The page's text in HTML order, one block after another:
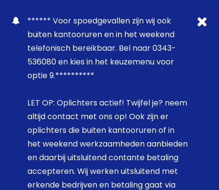
****** Voor spoedgevallen zijn wij ook
buiten kantooruren en in het weekend
telefonisch bereikbaar. Bel naar 0343-
536080 en kies in het keuzemenu voor
optie 9.**********
LET OP: Oplichters actief! Twijfel je? neem
altijd contact met ons op! Ook zijn er
oplichters die buiten kantooruren of in
het weekend werkzaamheden aanbieden
en daarbij uitsluitend contante betaling
accepteren. Wij werken uitsluitend met
erkende bedrijven en betaling gaat via